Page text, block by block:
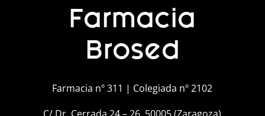
Farmacia
Brosed
Farmacia nº 311 | Colegiada nº 2102